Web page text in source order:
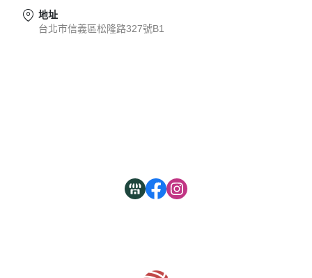
地址
台北市信義區松隆路327號B1